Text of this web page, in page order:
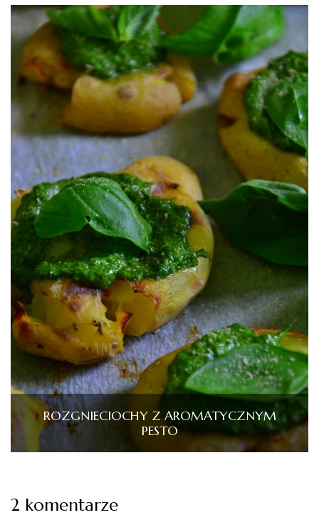
ROZGNIECIOCHY Z AROMATYCZNYM
PESTO
2 komentarze